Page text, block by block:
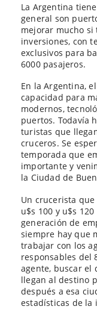
La Argentina
general son
mejorar mucho si
inversiones, con
exclusivos para
6000 pasajeros.
En la Argentina,
capacidad para
modernos,
puertos. Todavía
turistas que
cruceros. Se
temporada que
importante y
la Ciudad de
Un crucerista
u$s 100 y u$s
generación de
siempre hay que
trabajar con los
responsables del
agente, buscar el
llegan al destino
después a esa
estadísticas de la